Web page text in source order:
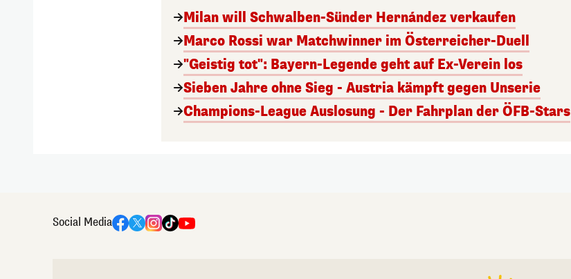
Milan will Schwalben-Sünder Hernández verkaufen
Marco Rossi war Matchwinner im Österreicher-Duell
"Geistig tot": Bayern-Legende geht auf Ex-Verein los
Sieben Jahre ohne Sieg - Austria kämpft gegen Unserie
Champions-League Auslosung - Der Fahrplan der ÖFB-Stars
Social Media